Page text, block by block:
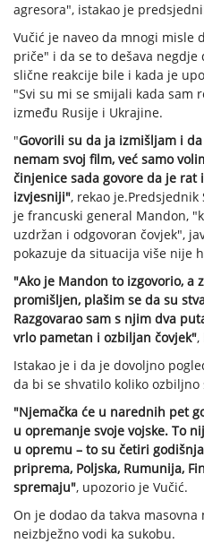
agresora", istakao je
Vučić je naveo da mnogi misle
priče" i da se to dešava
slične reakcije bile i kada je
"Svi su mi se smijali kada sam
između Rusije i Ukrajine.
"Govorili su da ja izmišljam i
nemam svoj film, već samo
činjenice sada govore da je rat
izvjesniji", rekao
je francuski general Mandon,
uzdržan i odgovoran čovjek",
pokazuje da situacija više nije
"Ako je Mandon to izgovorio, a
promišljen, plašim se da su
Razgovarao sam s njim dva
vrlo pametan i ozbiljan čovjek",
Istakao je i da je dovoljno
da bi se shvatilo koliko
"Njemačka će u narednih pet
u opremanje svoje vojske. To
u opremu – to su četiri
priprema, Poljska, Rumunija,
spremaju", upozorio je Vučić.
On je dodao da takva
neizbježno vodi ka sukobu.